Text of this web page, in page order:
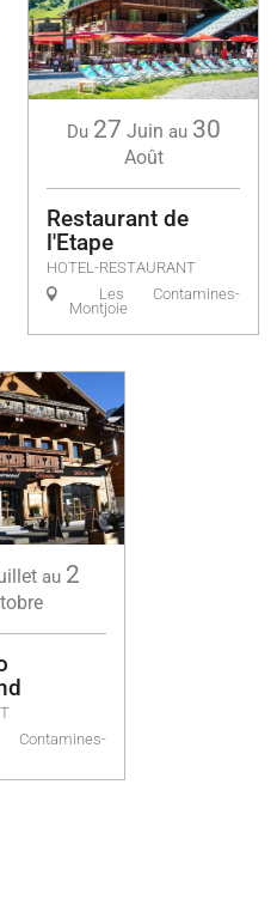
Du 27 Juin au 30
Août
Restaurant de
l'Etape
HOTEL-RESTAURANT
Les Contamines-
Montjoie
au 2